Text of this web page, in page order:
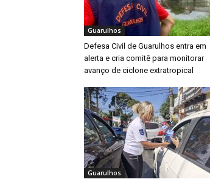
Guarulhos
Defesa Civil de Guarulhos entra em
alerta e cria comitê para monitorar
avanço de ciclone extratropical
Guarulhos